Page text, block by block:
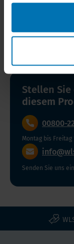
Sie in unserer
WLIP
Mindestens
haltbar bis
November
2028
abwechslungsreiche
Originalverpackung
Reichweite von
Stellen Sie
diesem
00800-
Montag bis Freitag
Senden Sie uns